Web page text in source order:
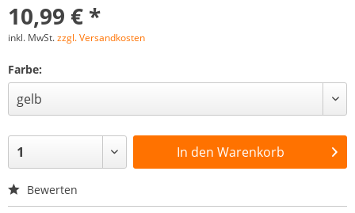
10,99 € *
inkl. MwSt.zzgl. Versandkosten
Farbe:
In den Warenkorb
Bewerten